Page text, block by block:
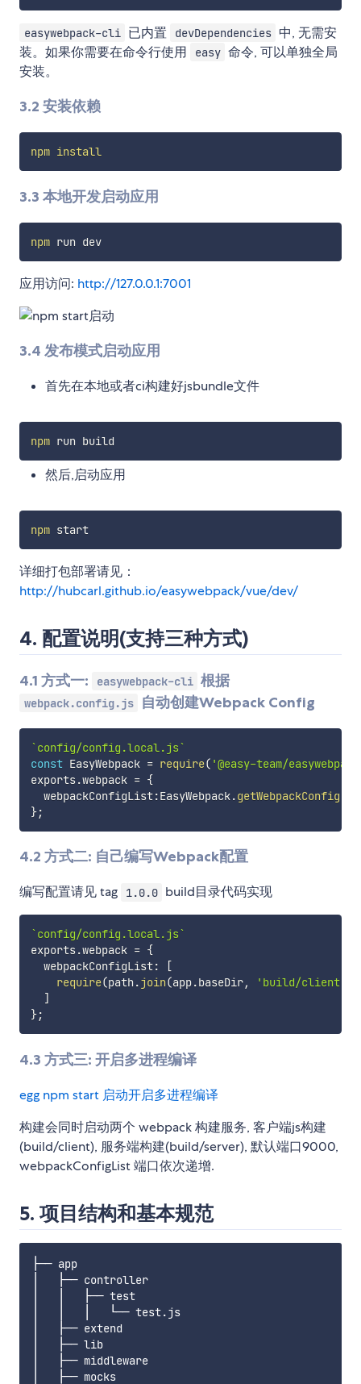
easywebpack-cli 已内置 devDependencies 中, 无需安
装。如果你需要在命令行使用
easy 命令, 可以单独全局
安装。
3.2 安装依赖
npm install
3.3 本地开发启动应用
npm run dev
应用访问: http://127.0.0.1:7001
3.4 发布模式启动应用
首先在本地或者ci构建好jsbundle文件
npm
然后,启动应用
npm
详细打包部署请见：
http://hubcarl.github.io/easywebpack/vue/dev/
4. 配置说明(支持三种方式)
4.1 方式一: easywebpack-cli 根据
webpack.config.js 自动创建Webpack Config
`config/config.local.js`
const EasyWebpack = require( '@easy-team/
exports.webpack = {
  webpackConfigList
:EasyWebpack.getWebpackConfig
};
4.2 方式二: 自己编写Webpack配置
编写配置请见 tag 1.0.0 build目录代码实现
`config/config.local.js`
exports.webpack = {
  webpackConfigList
:
[
require(path .join(app.baseDir, 'build/client'
]
};
4.3 方式三: 开启多进程编译
egg npm start 启动开启多进程编译
构建会同时启动两个 webpack 构建服务, 客户端js构建
(build/client), 服务端构建(build/server), 默认端口9000,
webpackConfigList 端口依次递增.
5. 项目结构和基本规范
├── app
│   ├── controller
│   │   ├── test
│   │   │   └── test.js
│   ├── extend
│   ├── lib
│   ├── middleware
│   ├── mocks